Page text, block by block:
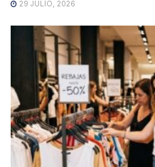
29 JULIO, 2026